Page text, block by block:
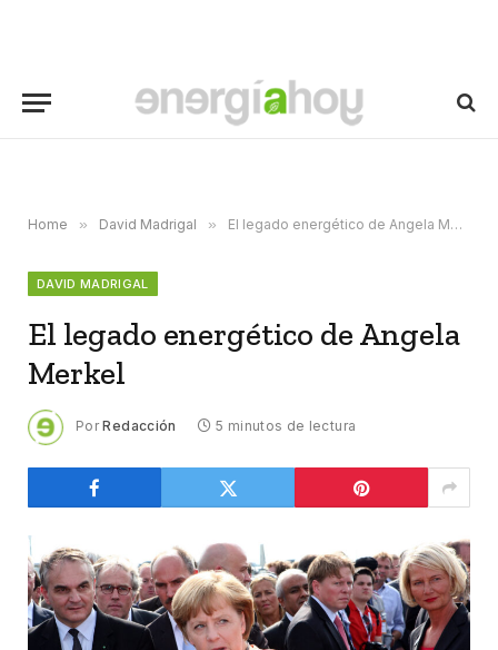
Home » David Madrigal » El legado energético de Angela Merkel
DAVID MADRIGAL
El legado energético de Angela
Merkel
Por Redacción 5 minutos de lectura